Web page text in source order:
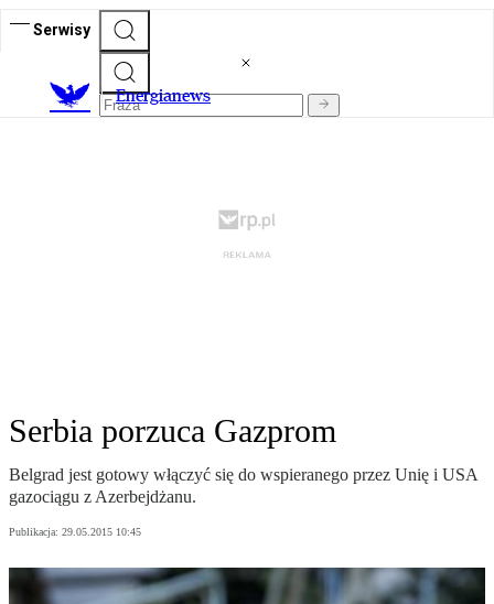
Serwisy
Energianews
Serbia porzuca Gazprom
Belgrad jest gotowy włączyć się do wspieranego przez Unię i USA
gazociągu z Azerbejdżanu.
Publikacja: 29.05.2015 10:45